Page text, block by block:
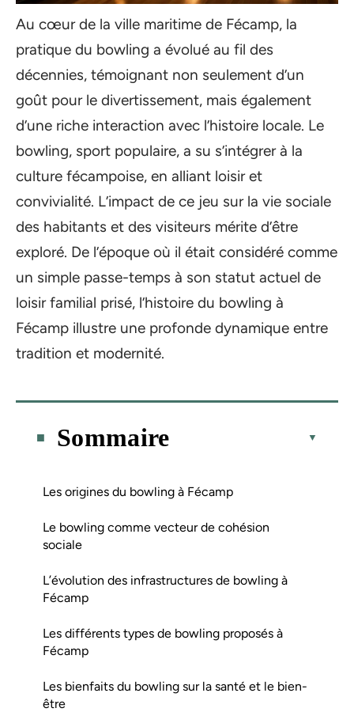
Au cœur de la ville maritime de Fécamp, la
pratique du bowling a évolué au fil des
décennies, témoignant non seulement d’un
goût pour le divertissement, mais également
d’une riche interaction avec l’histoire locale. Le
bowling, sport populaire, a su s’intégrer à la
culture fécampoise, en alliant loisir et
convivialité. L’impact de ce jeu sur la vie sociale
des habitants et des visiteurs mérite d’être
exploré. De l’époque où il était considéré comme
un simple passe-temps à son statut actuel de
loisir familial prisé, l’histoire du bowling à
Fécamp illustre une profonde dynamique entre
tradition et modernité.
Sommaire
Les origines du bowling à Fécamp
Le bowling comme vecteur de cohésion
sociale
L’évolution des infrastructures de bowling à
Fécamp
Les différents types de bowling proposés à
Fécamp
Les bienfaits du bowling sur la santé et le bien-
être